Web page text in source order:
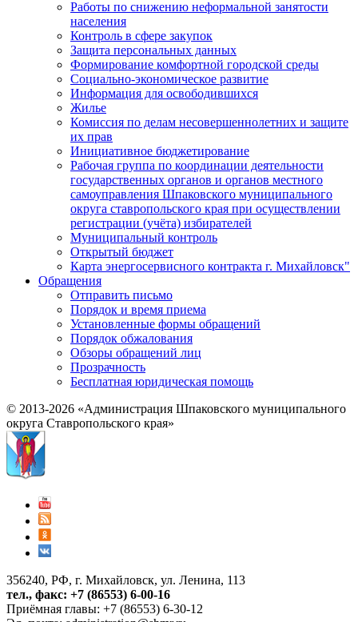
Работы по снижению неформальной занятости
населения
Контроль в сфере закупок
Защита персональных данных
Формирование комфортной городской среды
Социально-экономическое развитие
Информация для освободившихся
Жилье
Комиссия по делам несовершеннолетних и защите
их прав
Инициативное бюджетирование
Рабочая группа по координации деятельности
государственных органов и органов местного
самоуправления Шпаковского муниципального
округа ставропольского края при осуществлении
регистрации (учёта) избирателей
Муниципальный контроль
Открытый бюджет
Карта энергосервисного контракта г. Михайловск"
Обращения
Отправить письмо
Порядок и время приема
Установленные формы обращений
Порядок обжалования
Обзоры обращений лиц
Прозрачность
Бесплатная юридическая помощь
© 2013-2026 «Администрация Шпаковского муниципального
округа Ставропольского края»
356240, РФ, г. Михайловск, ул. Ленина, 113
тел., факс: +7 (86553) 6-00-16
Приёмная главы: +7 (86553) 6-30-12